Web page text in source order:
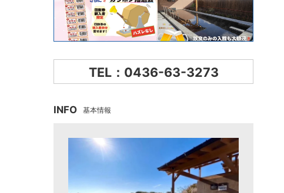
TEL：0436-63-3273
INFO 基本情報